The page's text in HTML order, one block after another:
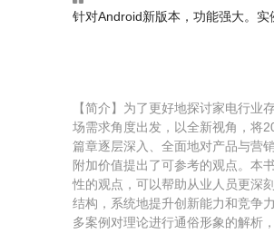
针对Android新版本，功能强大。实
【简介】为了更好地探讨家电行
场需求角度出发，以全新视角，将
篇章逐层深入、全面地对产品与营
附加价值提出了可参考的观点。本
性的观点，可以帮助从业人员更深
结构，系统地提升创新能力和竞争
多案例对理论进行通俗形象的解析